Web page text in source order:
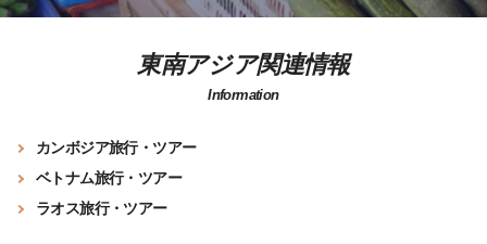
東南アジア関連情報
Information
カンボジア旅行・ツアー
ベトナム旅行・ツアー
ラオス旅行・ツアー